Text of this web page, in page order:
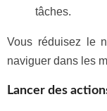
tâches.
Vous réduisez le
naviguer dans les
Lancer des